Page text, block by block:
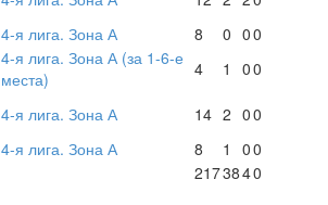
4-я лига. Зона А 8 0 00
4-я лига. Зона А (за 1-6-е
места)
4 1 00
4-я лига. Зона А 14 2 00
4-я лига. Зона А 8 1 00
2173840